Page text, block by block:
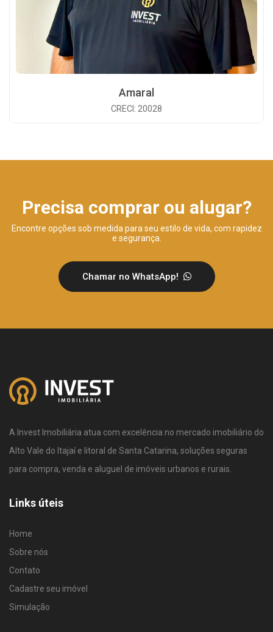
Amaral
CRECI: 20028
Precisa comprar ou alugar?
Encontre opções sob medida para seu estilo de vida, com rapidez
e segurança.
Chamar no WhatsApp!
A Invest Imobiliária atua com excelência no mercado imobiliário do
Alto Vale do Itajaí e litoral de Santa Catarina, soluções seguras
para compra, venda e aluguel de imóveis urbanos e rurais.
Links úteis
Home
Sobre nós
Contato
Cadastre seu imóvel
Simulação